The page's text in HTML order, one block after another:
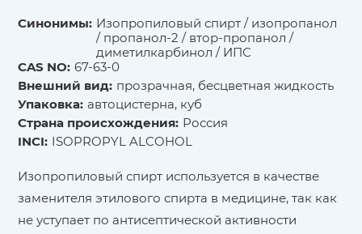
Синонимы: Изопропиловый спирт / изопропанол
/ пропанол-2 / втор-пропанол /
диметилкарбинол / ИПС
CAS NO: 67-63-0
Внешний вид: прозрачная, бесцветная жидкость
Упаковка: автоцистерна, куб
Страна происхождения: Россия
INCI: ISOPROPYL ALCOHOL
Изопропиловый спирт используется в качестве
заменителя этилового спирта в медицине, так как
не уступает по антисептической активности